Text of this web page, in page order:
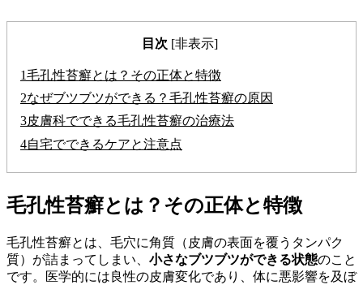
目次 [非表示]
1毛孔性苔癬とは？その正体と特徴
2なぜブツブツができる？毛孔性苔癬の原因
3皮膚科でできる毛孔性苔癬の治療法
4自宅でできるケアと注意点
毛孔性苔癬とは？その正体と特徴
毛孔性苔癬とは、毛穴に角質（皮膚の表面を覆うタンパク
質）が詰まってしまい、 小さなブツブツができる状態のこと
です。医学的には良性の皮膚変化であり、体に悪影響を及ぼ